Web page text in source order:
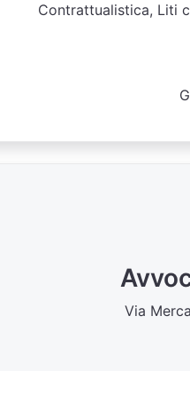
Contrattualistica, Liti
Via